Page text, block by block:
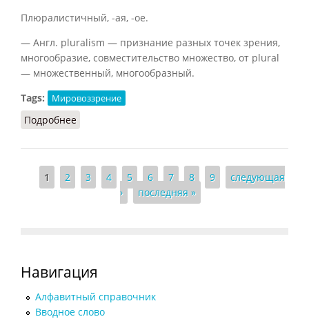
Плюралистичный, -ая, -ое.
— Англ. pluralism — признание разных точек зрения,
многообразие, совместительство множество, от plural
— множественный, многообразный.
Tags:
Мировоззрение
Подробнее
Страницы
1 2 3 4 5 6 7 8 9
следующая
›
последняя »
Навигация
Алфавитный справочник
Вводное слово